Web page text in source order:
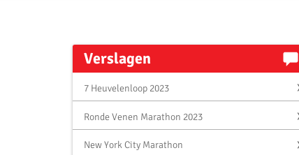
Verslagen
7 Heuvelenloop 2023
Ronde Venen Marathon 2023
New York City Marathon